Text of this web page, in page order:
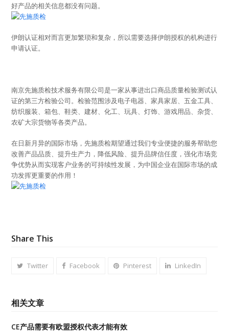
好产品的相关信息都没有问题。
伊朗认证相对而言更加繁琐和复杂，所以需要选择伊朗授权的机构进行
申请认证。
南京先施质检技术服务有限公司是一家从事进出口商品质量检验测试认
证的第三方检验公司。检验范围涉及电子电器、家具家居、五金工具、
纺织服装、箱包、鞋类、建材、化工、玩具、灯饰、游戏用品、杂货、
农矿大宗货物等各类产品。
在日新月异的国际市场，先施质检期望通过我们专业便捷的服务帮助您
改善产品品质、提升生产力，降低风险、提升品牌信任度，强化市场竞
争优势从而实现客户业务的可持续性发展，为中国企业在国际市场的成
功发挥更重要的作用！
Share This
Twitter Facebook Pinterest LinkedIn
相关文章
CE产品需要有欧盟授权代表才能有效